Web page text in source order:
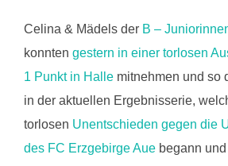
Celina & Mädels der B –
konnten gestern in einer torlosen
1 Punkt in Halle mitnehmen und so
in der aktuellen Ergebnisserie,
torlosen Unentschieden gegen die
des FC Erzgebirge Aue begann